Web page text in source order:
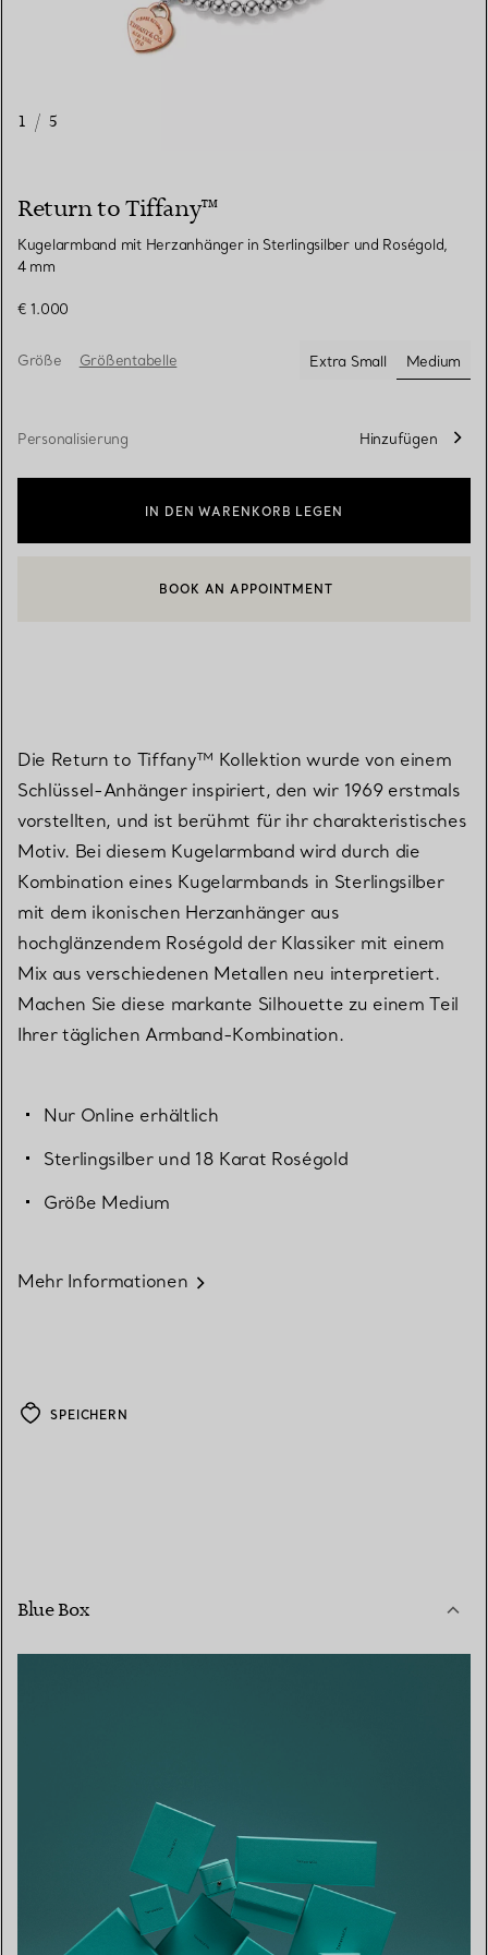
1 / 5
Return to Tiffany™
Kugelarmband mit Herzanhänger in Sterlingsilber und Roségold,
4 mm
€ 1.000
Größe Größentabelle Extra Small
Medium
Personalisierung Hinzufügen
IN DEN WARENKORB LEGEN
EINEN KUNDENBERATER KONTAKTIEREN ODER EINEN
BOOK AN APPOINTMENT
Die Return to Tiffany™ Kollektion wurde von einem
Schlüssel-Anhänger inspiriert, den wir 1969 erstmals
vorstellten, und ist berühmt für ihr charakteristisches
Motiv. Bei diesem Kugelarmband wird durch die
Kombination eines Kugelarmbands in Sterlingsilber
mit dem ikonischen Herzanhänger aus
hochglänzendem Roségold der Klassiker mit einem
Mix aus verschiedenen Metallen neu interpretiert.
Machen Sie diese markante Silhouette zu einem Teil
Ihrer täglichen Armband-Kombination.
Nur Online erhältlich
Sterlingsilber und 18 Karat Roségold
Größe Medium
Mehr Informationen
SPEICHERN
Blue Box